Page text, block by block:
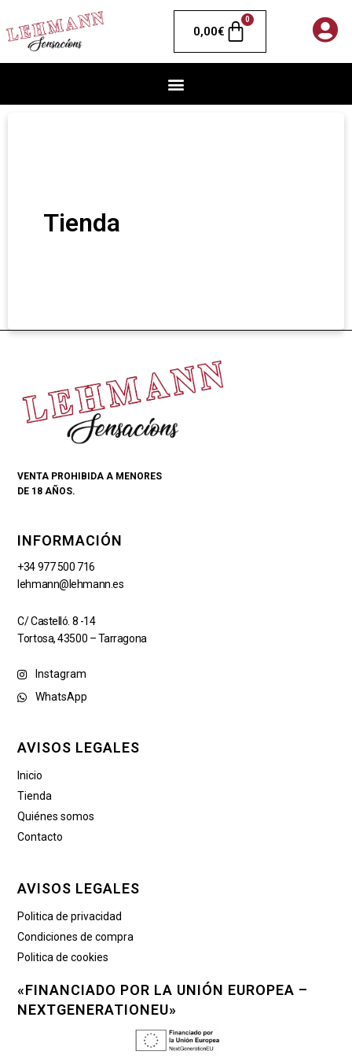
0,00€
0
Tienda
VENTA PROHIBIDA A MENORES
DE 18 AÑOS.
INFORMACIÓN
+34 977 500 716
lehmann@lehmann.es
C/ Castelló. 8 -14
Tortosa, 43500 – Tarragona
Instagram
WhatsApp
AVISOS LEGALES
Inicio
Tienda
Quiénes somos
Contacto
AVISOS LEGALES
Politica de privacidad
Condiciones de compra
Politica de cookies
«FINANCIADO POR LA UNIÓN EUROPEA –
NEXTGENERATIONEU»